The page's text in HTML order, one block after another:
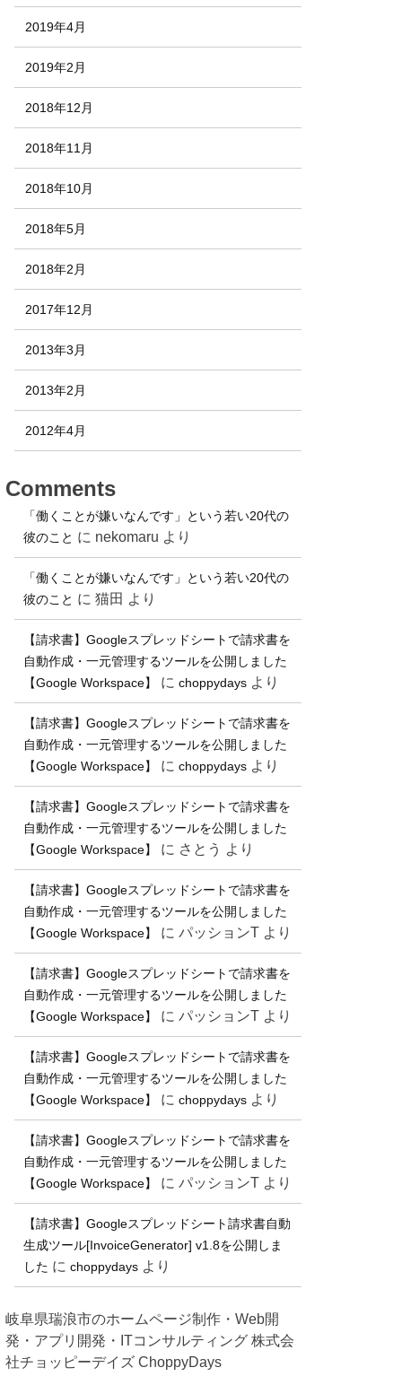
2019年4月
2019年2月
2018年12月
2018年11月
2018年10月
2018年5月
2018年2月
2017年12月
2013年3月
2013年2月
2012年4月
Comments
「働くことが嫌いなんです」という若い20代の
彼のこと に nekomaru より
「働くことが嫌いなんです」という若い20代の
彼のこと に 猫田 より
【請求書】Googleスプレッドシートで請求書を
自動作成・一元管理するツールを公開しました
【Google Workspace】
に choppydays より
【請求書】Googleスプレッドシートで請求書を
自動作成・一元管理するツールを公開しました
【Google Workspace】
に choppydays より
【請求書】Googleスプレッドシートで請求書を
自動作成・一元管理するツールを公開しました
【Google Workspace】
に さとう より
【請求書】Googleスプレッドシートで請求書を
自動作成・一元管理するツールを公開しました
【Google Workspace】
に パッションT より
【請求書】Googleスプレッドシートで請求書を
自動作成・一元管理するツールを公開しました
【Google Workspace】
に パッションT より
【請求書】Googleスプレッドシートで請求書を
自動作成・一元管理するツールを公開しました
【Google Workspace】
に choppydays より
【請求書】Googleスプレッドシートで請求書を
自動作成・一元管理するツールを公開しました
【Google Workspace】
に パッションT より
【請求書】Googleスプレッドシート請求書自動
生成ツール[InvoiceGenerator] v1.8を公開しま
した に choppydays より
岐阜県瑞浪市のホームページ制作・Web開
発・アプリ開発・ITコンサルティング 株式会
社チョッピーデイズ ChoppyDays